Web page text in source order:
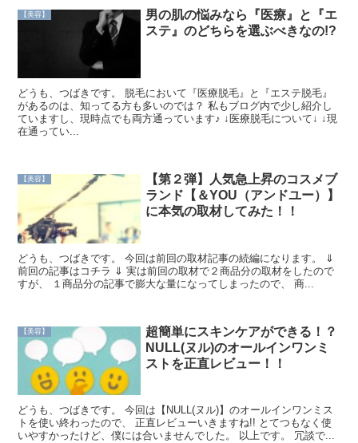
【美容】
男の肌の悩みなら『医療』と『エ
ステ』のどちらを選ぶべきなの!?
どうも、つばきです。 脱毛において『医療脱毛』と『エステ脱毛』
があるのは、知ってる方も多いのでは？ 私もブログ内で少し紹介し
ていますし、現時点でも両方通っています♪ ↓医療脱毛について↓ ↓現
在通ってい...
【美容】
【第２弾】人気急上昇のコスメブ
ランド【＆YOU（アンドユー）】
に本気の取材してみた！！
どうも、つばきです。 今回は前回の取材記事の続編になります。 ⇓
前回の記事はコチラ ⇓ 実は前回の取材で２商品分の取材をしたので
すが、 １商品分の記事で膨大な量になってしまったので、 商...
【美容】
超簡単にスキンケアができる！？
NULL(ヌル)のオールインワンミ
ストを正直レビュー！！
どうも、つばきです。 今回は【NULL(ヌル)】のオールインワンミス
トを使い終わったので、 正直レビューいきますね!! とてつもなく使
いやすかったけど、僕には合いませんでした。 以上です。 冗談で...